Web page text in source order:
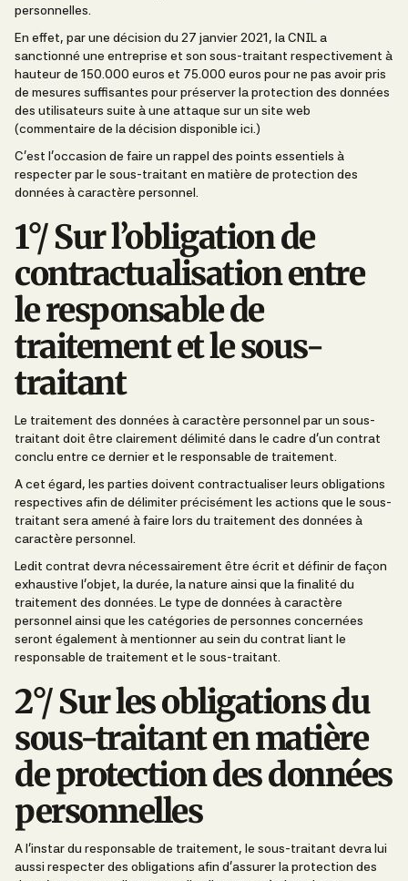
personnelles.
En effet, par une décision du 27 janvier 2021, la CNIL a
sanctionné une entreprise et son sous-traitant respectivement à
hauteur de 150.000 euros et 75.000 euros pour ne pas avoir pris
de mesures suffisantes pour préserver la protection des données
des utilisateurs suite à une attaque sur un site web
(commentaire de la décision disponible ici. )
C’est l’occasion de faire un rappel des points essentiels à
respecter par le sous-traitant en matière de protection des
données à caractère personnel.
1°/ Sur l’obligation de
contractualisation entre
le responsable de
traitement et le sous-
traitant
Le traitement des données à caractère personnel par un sous-
traitant doit être clairement délimité dans le cadre d’un contrat
conclu entre ce dernier et le responsable de traitement.
A cet égard, les parties doivent contractualiser leurs obligations
respectives afin de délimiter précisément les actions que le sous-
traitant sera amené à faire lors du traitement des données à
caractère personnel.
Ledit contrat devra nécessairement être écrit et définir de façon
exhaustive l’objet, la durée, la nature ainsi que la finalité du
traitement des données. Le type de données à caractère
personnel ainsi que les catégories de personnes concernées
seront également à mentionner au sein du contrat liant le
responsable de traitement et le sous-traitant.
2°/ Sur les obligations du
sous-traitant en matière
de protection des données
personnelles
A l’instar du responsable de traitement, le sous-traitant devra lui
aussi respecter des obligations afin d’assurer la protection des